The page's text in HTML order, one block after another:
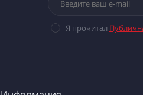
Я прочитал